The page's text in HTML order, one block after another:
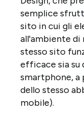
semplice
sito in cui gli
all'ambiente di
stesso sito
efficace sia su
smartphone,
dello stesso
mobile).